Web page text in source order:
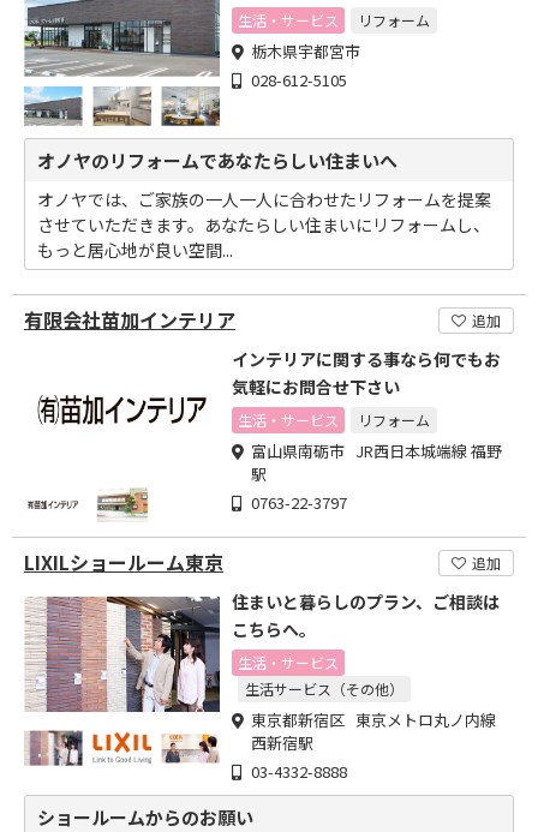
ヤ生活・サービス リフォーム
栃木県宇都宮市
028-612-5105
オノヤのリフォームであなたらしい住まいへ
オノヤでは、ご家族の一人一人に合わせたリフォームを提案
させていただきます。あなたらしい住まいにリフォームし、
もっと居心地が良い空間...
有限会社苗加インテリア 追加
インテリアに関する事なら何でもお
気軽にお問合せ下さい
生活・サービス リフォーム
富山県南砺市 JR西日本城端線 福野
駅
0763-22-3797
LIXILショールーム東京 追加
住まいと暮らしのプラン、ご相談は
こちらへ。
生活・サービス
生活サービス（その他）
東京都新宿区 東京メトロ丸ノ内線
西新宿駅
03-4332-8888
ショールームからのお願い